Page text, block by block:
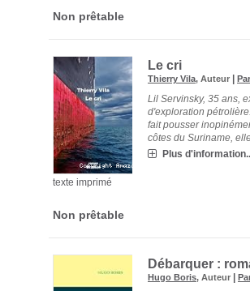
Non prêtable
texte imprimé
Le cri
Thierry Vila, Auteur |
Lil Servinsky, 35 ans,
d'exploration
fait pousser
côtes du Suriname,
Plus
Non prêtable
Débarquer :
Hugo Boris, Auteur |